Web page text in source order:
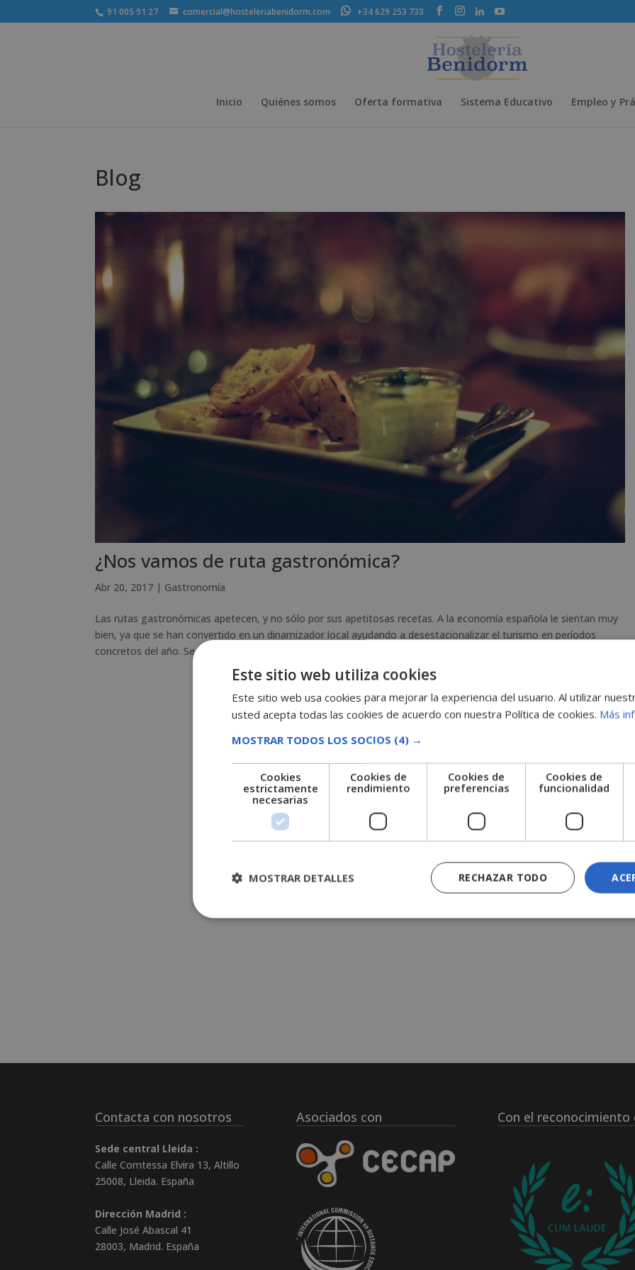
91 005 91 27 comercial@hosteleriabenidorm.com +34 629 253 733
Inicio Quiénes somos Oferta formativa Sistema Educativo Empleo y
Blog
¿Nos vamos de ruta gastronómica?
Abr 20, 2017 | Gastronomía
Las rutas gastronómicas apetecen, y no sólo por sus apetitosas recetas. A la economía española le sientan muy
bien, ya que se han convertido en un dinamizador local ayudando a desestacionalizar el turismo en períodos
concretos del año. Según Devour Tours, compañía...
Contacta con nosotros
Sede central Lleida :
Calle Comtessa Elvira 13, Altillo
25008, Lleida. España
Dirección Madrid :
Calle José Abascal 41
28003, Madrid. España
Asociados con Con el reconocimiento
Este sitio web utiliza cookies
Este sitio web usa cookies para mejorar la experiencia del usuario. Al utilizar
usted acepta todas las cookies de acuerdo con nuestra Política de cookies. Más
MOSTRAR TODOS LOS SOCIOS (4) →
Cookies
estrictamente
necesarias
Cookies de
rendimiento
Cookies de
preferencias
Cookies de
funcionalidad
RECHAZAR TODO
MOSTRAR DETALLES